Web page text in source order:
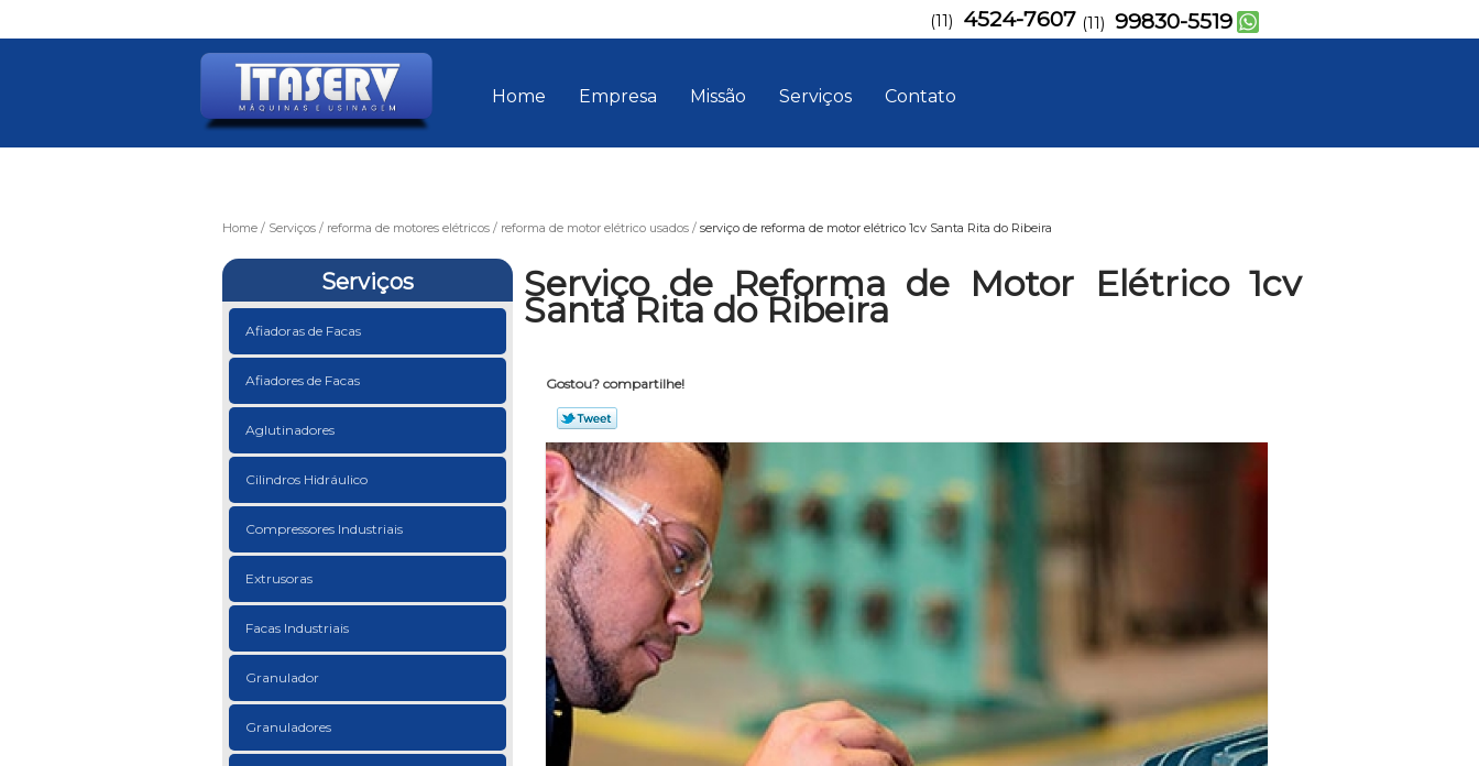
Home Empresa Missão Serviços Contato
(11) 4524-7607 (11) 99830-5519
Home Serviços reforma de motores elétricos reforma de motor elétrico usados serviço de reforma de motor elétrico 1cv Santa Rita do Ribeira
Serviços
Afiadoras de Facas
Afiadores de Facas
Aglutinadores
Cilindros Hidráulico
Compressores Industriais
Extrusoras
Facas Industriais
Granulador
Granuladores
Serviço de Reforma de Motor Elétrico 1cv
Santa Rita do Ribeira
Gostou? compartilhe!